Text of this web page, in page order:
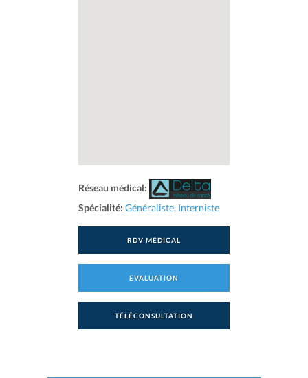
Réseau médical:
Spécialité: Généraliste, Interniste
RDV MÉDICAL
EVALUATION
TÉLÉCONSULTATION